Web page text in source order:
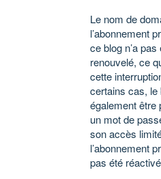
Le nom de
l’abonnement
ce blog n’a pas
renouvelé, ce
cette
certains cas, le
également être
un mot de
son accès
l’abonnement
pas été